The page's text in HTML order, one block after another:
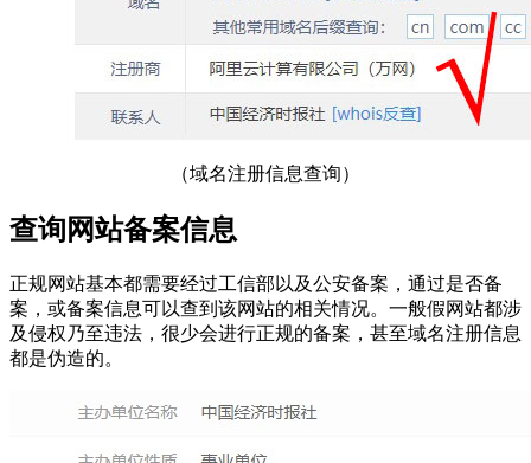
（域名注册信息查询）
查询网站备案信息
正规网站基本都需要经过工信部以及公安备案，通过是否备
案，或备案信息可以查到该网站的相关情况。一般假网站都涉
及侵权乃至违法，很少会进行正规的备案，甚至域名注册信息
都是伪造的。